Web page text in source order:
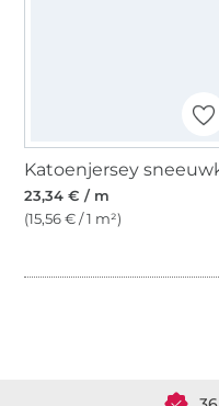
23,34 € / m
(15,56 € / 1 m²)
Meer dan 1.8